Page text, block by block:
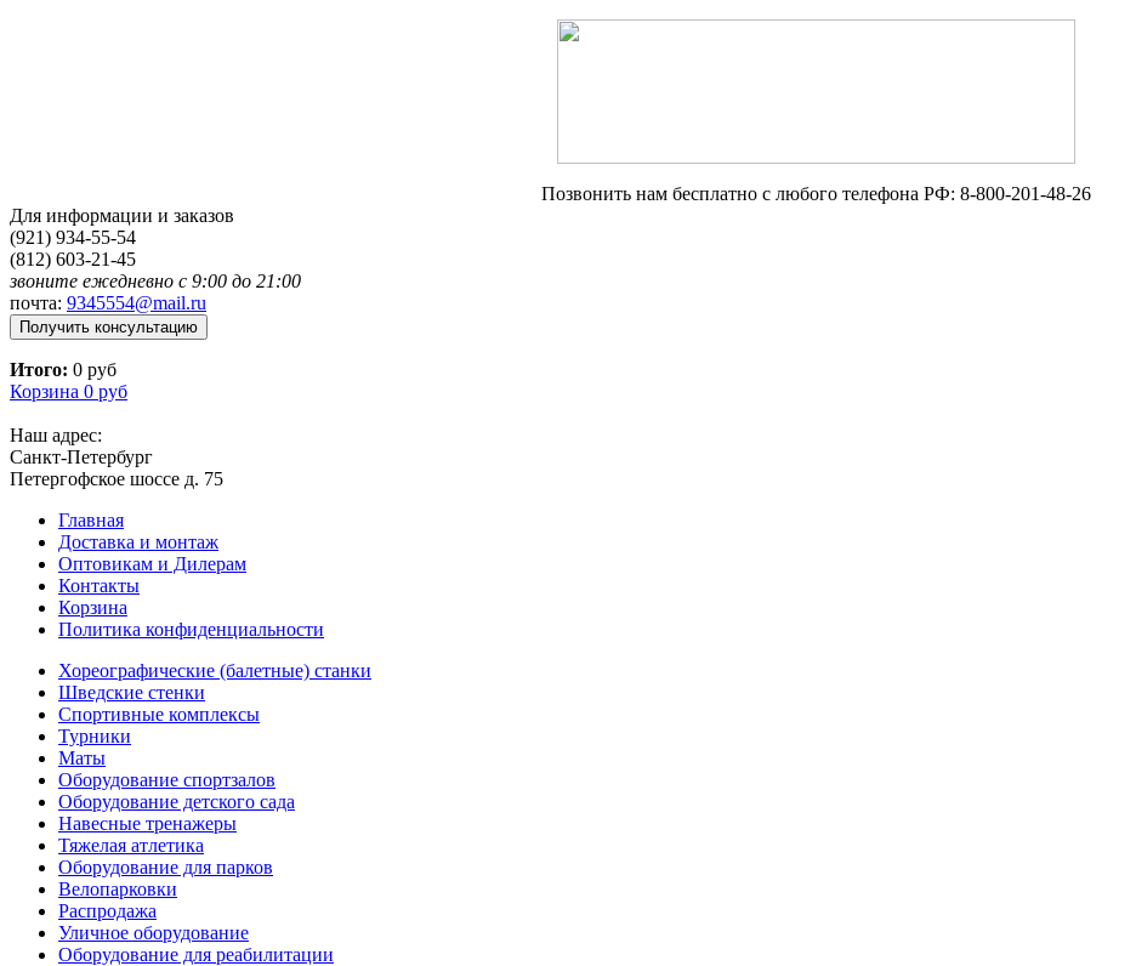
Позвонить нам бесплатно с любого телефона РФ: 8-800-201-48-26
Для информации и заказов
(921) 934-55-54
(812) 603-21-45
звоните ежедневно с 9:00 до 21:00
почта: 9345554@mail.ru
Получить консультацию
Итого: 0 руб
Корзина 0 руб
Наш адрес:
Санкт-Петербург
Петергофское шоссе д. 75
Главная
Доставка и монтаж
Оптовикам и Дилерам
Контакты
Корзина
Политика конфиденциальности
Хореографические (балетные) станки
Шведские стенки
Cпортивные комплексы
Турники
Маты
Оборудование спортзалов
Оборудование детского сада
Навесные тренажеры
Тяжелая атлетика
Оборудование для парков
Велопарковки
Распродажа
Уличное оборудование
Оборудование для реабилитации